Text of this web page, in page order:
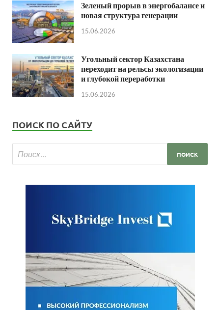
Зеленый прорыв в энергобалансе и
новая структура генерации
15.06.2026
Угольный сектор Казахстана
переходит на рельсы экологизации
и глубокой переработки
15.06.2026
ПОИСК ПО САЙТУ